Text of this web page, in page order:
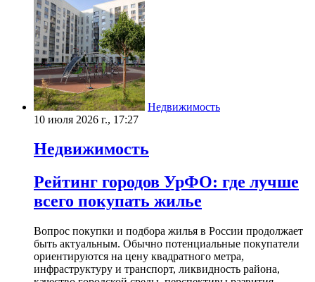
Недвижимость
10 июля 2026 г., 17:27
Недвижимость
Рейтинг городов УрФО: где лучше
всего покупать жилье
Вопрос покупки и подбора жилья в России продолжает
быть актуальным. Обычно потенциальные покупатели
ориентируются на цену квадратного метра,
инфраструктуру и транспорт, ликвидность района,